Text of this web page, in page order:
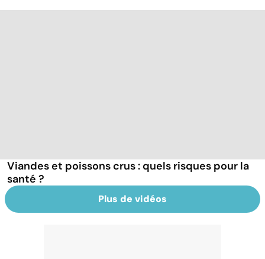
Viandes et poissons crus : quels risques pour la
santé ?
Plus de vidéos